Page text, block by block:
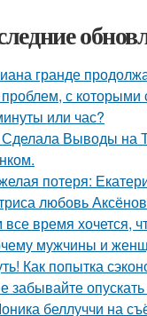
гранде
с которыми
или час?
Выводы на
потеря:
любовь
время хочется,
мужчины и
Как попытка
забывайте опускать
беллуччи на